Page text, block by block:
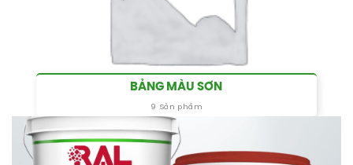
BẢNG MÀU SƠN
9 Sản phẩm